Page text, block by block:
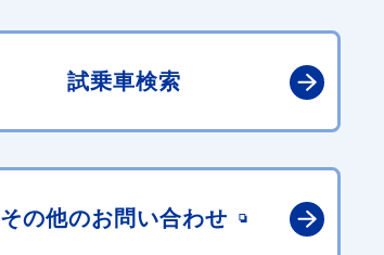
試乗車検索
その他のお問い合わせ